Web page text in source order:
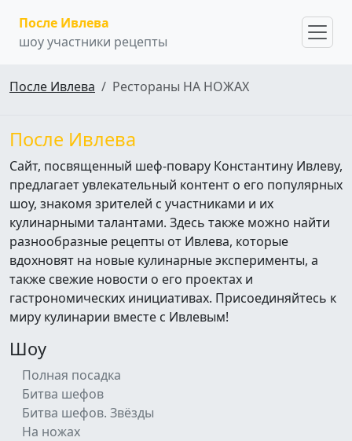
После Ивлева
шоу участники рецепты
После Ивлева Рестораны НА НОЖАХ
После Ивлева
Сайт, посвященный шеф-повару Константину Ивлеву,
предлагает увлекательный контент о его популярных
шоу, знакомя зрителей с участниками и их
кулинарными талантами. Здесь также можно найти
разнообразные рецепты от Ивлева, которые
вдохновят на новые кулинарные эксперименты, а
также свежие новости о его проектах и
гастрономических инициативах. Присоединяйтесь к
миру кулинарии вместе с Ивлевым!
Шоу
Полная посадка
Битва шефов
Битва шефов. Звёзды
На ножах